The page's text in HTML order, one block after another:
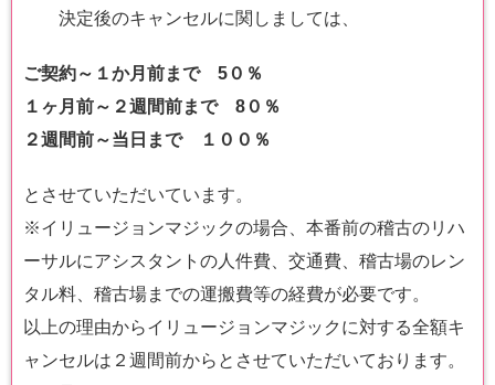
決定後のキャンセルに関しましては、
ご契約～１か月前まで 5０％
１ヶ月前～２週間前まで 8０％
２週間前～当日まで １００％
とさせていただいています。
※イリュージョンマジックの場合、本番前の稽古のリハ
ーサルにアシスタントの人件費、交通費、稽古場のレン
タル料、稽古場までの運搬費等の経費が必要です。
以上の理由からイリュージョンマジックに対する全額キ
ャンセルは２週間前からとさせていただいております。